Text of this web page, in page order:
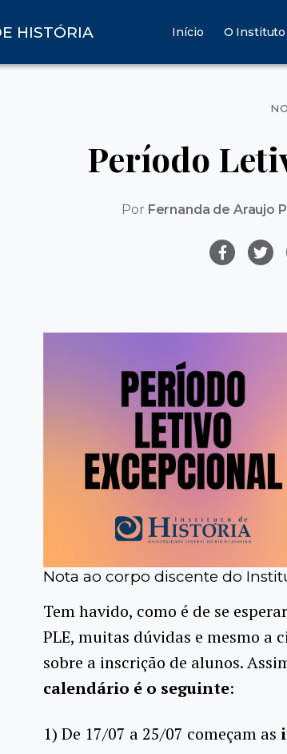
HISTÓRIA Início O Instituto
Período
Por Fernanda de Araujo
Nota ao corpo discente do
Tem havido, como é de se
PLE, muitas dúvidas e mesmo a
sobre a inscrição de alunos.
calendário é o seguinte:
1) De 17/07 a 25/07 começam as